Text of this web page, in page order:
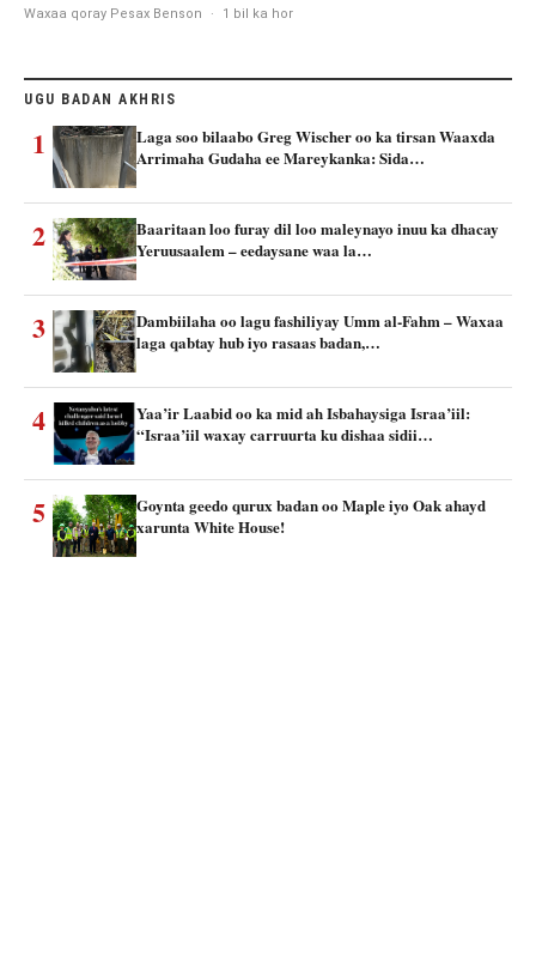
Waxaa qoray Pesax Benson · 1 bil ka hor
UGU BADAN AKHRIS
1
Laga soo bilaabo Greg Wischer oo ka tirsan Waaxda
Arrimaha Gudaha ee Mareykanka: Sida…
2
Baaritaan loo furay dil loo maleynayo inuu ka dhacay
Yeruusaalem – eedaysane waa la…
3
Dambiilaha oo lagu fashiliyay Umm al-Fahm – Waxaa
laga qabtay hub iyo rasaas badan,…
4
Yaa’ir Laabid oo ka mid ah Isbahaysiga Israa’iil:
“Israa’iil waxay carruurta ku dishaa sidii…
5
Goynta geedo qurux badan oo Maple iyo Oak ahayd
xarunta White House!